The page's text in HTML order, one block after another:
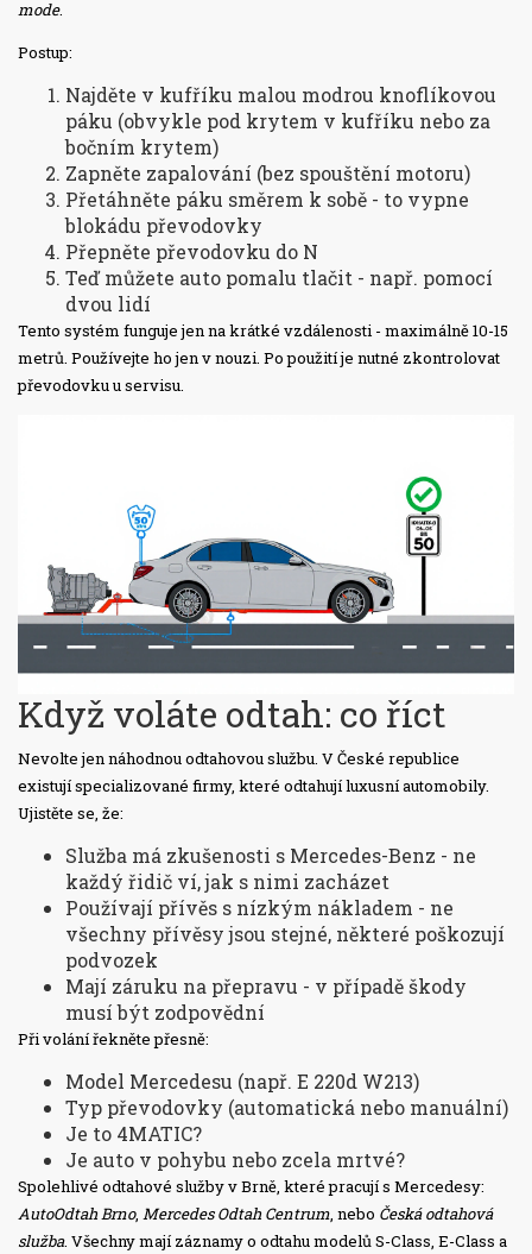
mode.
Postup:
Najděte v kufříku malou modrou knoflíkovou
páku (obvykle pod krytem v kufříku nebo za
bočním krytem)
Zapněte zapalování (bez spouštění motoru)
Přetáhněte páku směrem k sobě - to vypne
blokádu převodovky
Přepněte převodovku do N
Teď můžete auto pomalu tlačit - např. pomocí
dvou lidí
Tento systém funguje jen na krátké vzdálenosti - maximálně 10-15
metrů. Používejte ho jen v nouzi. Po použití je nutné zkontrolovat
převodovku u servisu.
Když voláte odtah: co říct
Nevolte jen náhodnou odtahovou službu. V České republice
existují specializované firmy, které odtahují luxusní automobily.
Ujistěte se, že:
Služba má zkušenosti s Mercedes-Benz - ne
každý řidič ví, jak s nimi zacházet
Používají přívěs s nízkým nákladem - ne
všechny přívěsy jsou stejné, některé poškozují
podvozek
Mají záruku na přepravu - v případě škody
musí být zodpovědní
Při volání řekněte přesně:
Model Mercedesu (např. E 220d W213)
Typ převodovky (automatická nebo manuální)
Je to 4MATIC?
Je auto v pohybu nebo zcela mrtvé?
Spolehlivé odtahové služby v Brně, které pracují s Mercedesy:
AutoOdtah Brno, Mercedes Odtah Centrum, nebo Česká odtahová
služba. Všechny mají záznamy o odtahu modelů S-Class, E-Class a